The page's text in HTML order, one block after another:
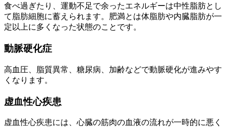
食べ過ぎたり、運動不足で余ったエネルギーは中性脂肪とし
て脂肪細胞に蓄えられます。肥満とは体脂肪や内臓脂肪が一
定以上に多くなった状態のことです。
動脈硬化症
高血圧、脂質異常、糖尿病、加齢などで動脈硬化が進みやす
くなります。
虚血性心疾患
虚血性心疾患には、心臓の筋肉の血液の流れが一時的に悪く